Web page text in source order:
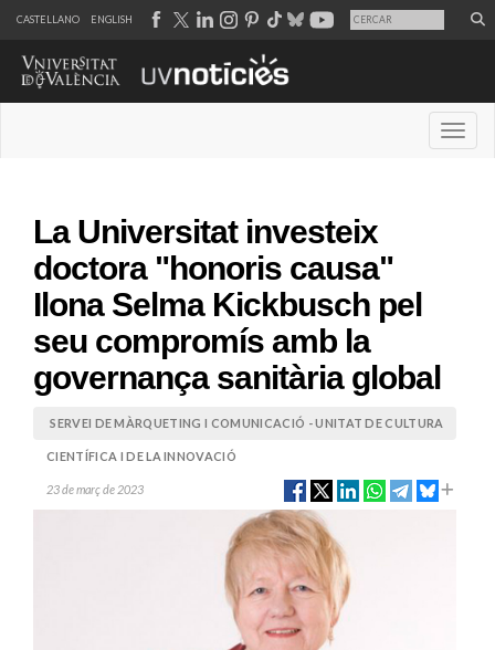
CASTELLANO ENGLISH
La Universitat investeix
doctora "honoris causa"
Ilona Selma Kickbusch pel
seu compromís amb la
governança sanitària global
SERVEI DE MÀRQUETING I COMUNICACIÓ - UNITAT DE CULTURA
CIENTÍFICA I DE LA INNOVACIÓ
23 de març de 2023